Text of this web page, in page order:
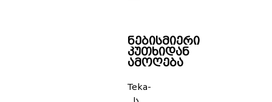
ნებისმიერი
კუთხიდან
ამოღება
Teka-